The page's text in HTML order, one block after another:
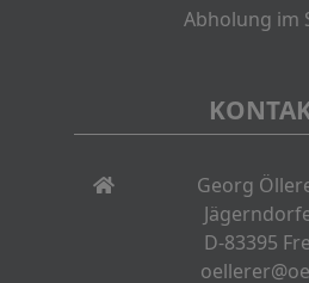
Abholung im
Georg
D-83395